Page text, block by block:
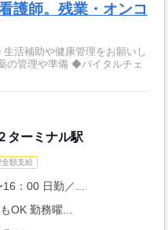
護師。残業・オンコ
生活補助や健康管理をお願いし
ターミナル駅
全額支給
16：00 日勤／...
OK 勤務曜...